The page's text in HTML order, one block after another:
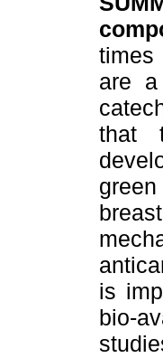
times
are
that
is
bio-